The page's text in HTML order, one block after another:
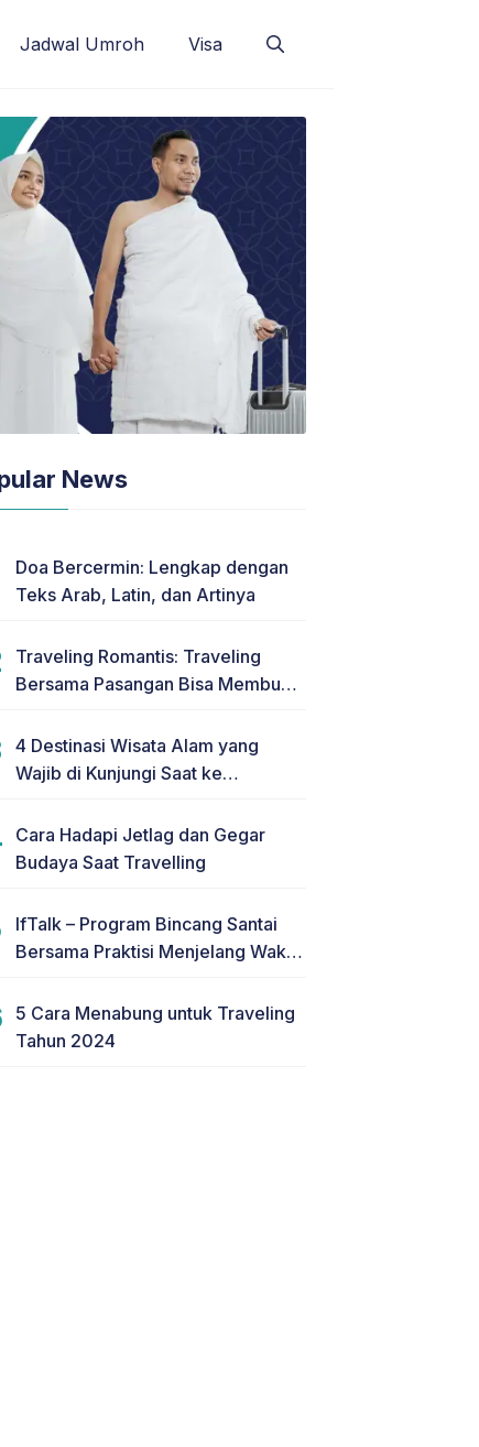
Jadwal Umroh Visa
News
Doa Bercermin: Lengkap dengan
Teks Arab, Latin, dan Artinya
Traveling Romantis: Traveling
Bersama Pasangan Bisa Membuat
4 Destinasi Wisata Alam yang
Wajib di Kunjungi Saat ke
Cara Hadapi Jetlag dan Gegar
Budaya Saat Travelling
IfTalk – Program Bincang Santai
Bersama Praktisi Menjelang Waktu
5 Cara Menabung untuk Traveling
Tahun 2024